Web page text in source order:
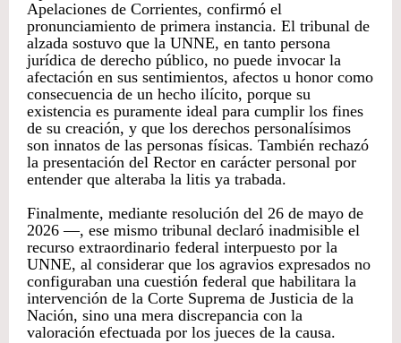
Apelaciones de Corrientes, confirmó el
pronunciamiento de primera instancia. El tribunal de
alzada sostuvo que la UNNE, en tanto persona
jurídica de derecho público, no puede invocar la
afectación en sus sentimientos, afectos u honor como
consecuencia de un hecho ilícito, porque su
existencia es puramente ideal para cumplir los fines
de su creación, y que los derechos personalísimos
son innatos de las personas físicas. También rechazó
la presentación del Rector en carácter personal por
entender que alteraba la litis ya trabada.
Finalmente, mediante resolución del 26 de mayo de
2026 —, ese mismo tribunal declaró inadmisible el
recurso extraordinario federal interpuesto por la
UNNE, al considerar que los agravios expresados no
configuraban una cuestión federal que habilitara la
intervención de la Corte Suprema de Justicia de la
Nación, sino una mera discrepancia con la
valoración efectuada por los jueces de la causa.